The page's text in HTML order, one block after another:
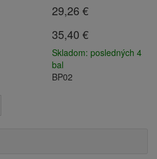
29,26 €
35,40 €
Skladom: posledných 4
bal
BP02